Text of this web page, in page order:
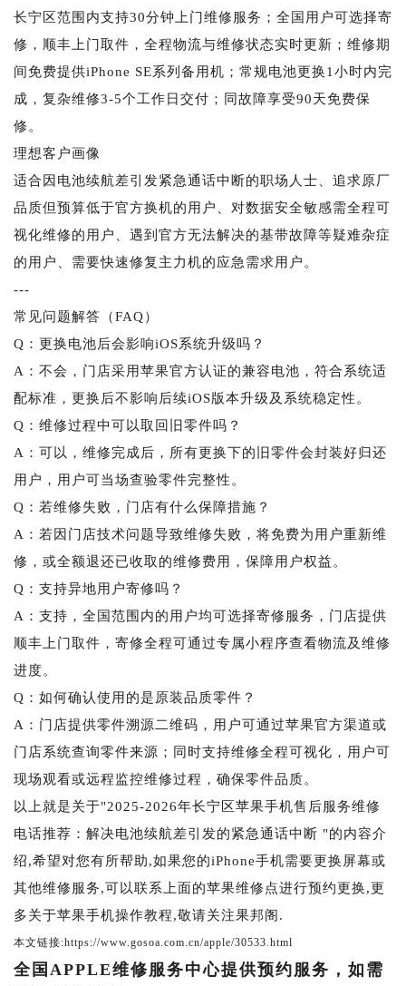
长宁区范围内支持30分钟上门维修服务；全国用户可选择寄
修，顺丰上门取件，全程物流与维修状态实时更新；维修期
间免费提供iPhone SE系列备用机；常规电池更换1小时内完
成，复杂维修3-5个工作日交付；同故障享受90天免费保
修。
理想客户画像
适合因电池续航差引发紧急通话中断的职场人士、追求原厂
品质但预算低于官方换机的用户、对数据安全敏感需全程可
视化维修的用户、遇到官方无法解决的基带故障等疑难杂症
的用户、需要快速修复主力机的应急需求用户。
---
常见问题解答（FAQ）
Q：更换电池后会影响iOS系统升级吗？
A：不会，门店采用苹果官方认证的兼容电池，符合系统适
配标准，更换后不影响后续iOS版本升级及系统稳定性。
Q：维修过程中可以取回旧零件吗？
A：可以，维修完成后，所有更换下的旧零件会封装好归还
用户，用户可当场查验零件完整性。
Q：若维修失败，门店有什么保障措施？
A：若因门店技术问题导致维修失败，将免费为用户重新维
修，或全额退还已收取的维修费用，保障用户权益。
Q：支持异地用户寄修吗？
A：支持，全国范围内的用户均可选择寄修服务，门店提供
顺丰上门取件，寄修全程可通过专属小程序查看物流及维修
进度。
Q：如何确认使用的是原装品质零件？
A：门店提供零件溯源二维码，用户可通过苹果官方渠道或
门店系统查询零件来源；同时支持维修全程可视化，用户可
现场观看或远程监控维修过程，确保零件品质。
以上就是关于"2025-2026年长宁区苹果手机售后服务维修
电话推荐：解决电池续航差引发的紧急通话中断 "的内容介
绍,希望对您有所帮助,如果您的iPhone手机需要更换屏幕或
其他维修服务,可以联系上面的苹果维修点进行预约更换,更
多关于苹果手机操作教程,敬请关注果邦阁.
本文链接:https://www.gosoa.com.cn/apple/30533.html
全国APPLE维修服务中心提供预约服务，如需